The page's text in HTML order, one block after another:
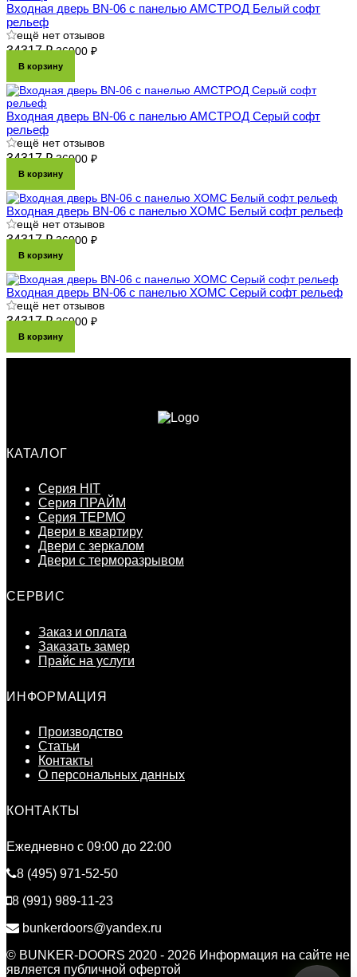
Входная дверь BN-06 с панелью АМСТРОД Белый софт
рельеф
ещё нет отзывов
34317 ₽ 36900 ₽
В корзину
Входная дверь BN-06 с панелью АМСТРОД Серый софт
рельеф
ещё нет отзывов
34317 ₽ 36900 ₽
В корзину
Входная дверь BN-06 с панелью ХОМС Белый софт рельеф
ещё нет отзывов
34317 ₽ 36900 ₽
В корзину
Входная дверь BN-06 с панелью ХОМС Серый софт рельеф
ещё нет отзывов
34317 ₽ 36900 ₽
В корзину
КАТАЛОГ
Серия HIT
Серия ПРАЙМ
Серия ТЕРМО
Двери в квартиру
Двери с зеркалом
Двери с терморазрывом
СЕРВИС
Заказ и оплата
Заказать замер
Прайс на услуги
ИНФОРМАЦИЯ
Производство
Статьи
Контакты
О персональных данных
КОНТАКТЫ
Ежедневно c 09:00 до 22:00
8 (495) 971-52-50
8 (991) 989-11-23
bunkerdoors@yandex.ru
© BUNKER-DOORS 2020 - 2026 Информация на сайте не
является публичной офертой